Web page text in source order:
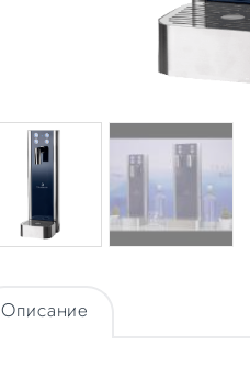
Описание